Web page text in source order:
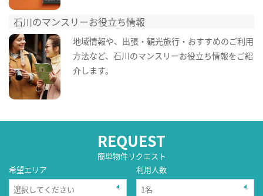
石川のマンスリーお役立ち情報
地域情報や、出張・観光旅行・おすすめのご利用
方法など、石川のマンスリーお役立ち情報をご紹
介します。
REQUEST
簡単物件リクエスト
希望エリア
利用人数